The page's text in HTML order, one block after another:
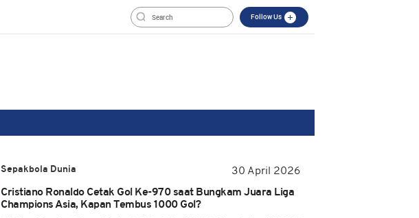
Follow Us
Sepakbola Dunia
30 April 2026
Cristiano Ronaldo Cetak Gol Ke-970 saat Bungkam Juara Liga
Champions Asia, Kapan Tembus 1000 Gol?